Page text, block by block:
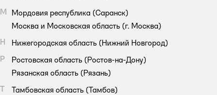
М
Мордовия республика (Саранск)
Москва и Московская область (г. Москва)
Н
Нижегородская область (Нижний Новгород)
Р
Ростовская область (Ростов-на-Дону)
Рязанская область (Рязань)
Т
Тамбовская область (Тамбов)